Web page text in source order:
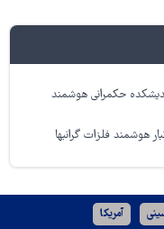
حکمرانی هوشمند
هوشمند فلزات گرانبها
آمریکا